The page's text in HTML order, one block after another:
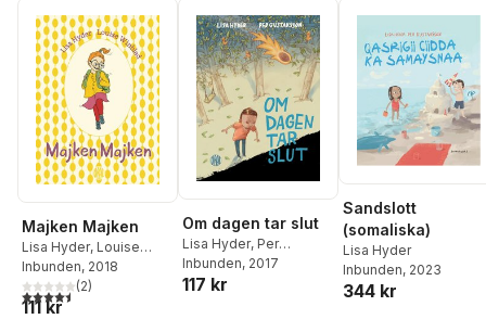
Majken Majken
Lisa Hyder, Louise
Winblad
Inbunden, 2018
4,5utav 5 stjärnor. Totalt antal röster:
(2)
111 kr
Om dagen tar slut
Lisa Hyder, Per
Gustavsson
Inbunden, 2017
117 kr
Sandslott
(somaliska)
Lisa Hyder
Inbunden, 2023
344 kr